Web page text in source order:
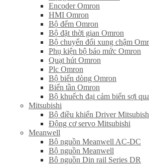
Encoder Omron
HMI Omron
Bộ đếm Omron
Bộ đặt thời gian Omron
Bộ chuyển đổi xung chậm
Phụ kiện bộ báo mức Omron
Quạt hút Omron
Plc Omron
Bộ biến dòng Omron
Biến tần Omron
Bộ khuếch đại cảm biến sợi
Mitsubishi
Bộ điều khiển Driver
Động cơ servo Mitsubishi
Meanwell
Bộ nguồn Meanwell AC-DC
Bộ nguồn Meanwell
Bô nguồn Din rail Series DR